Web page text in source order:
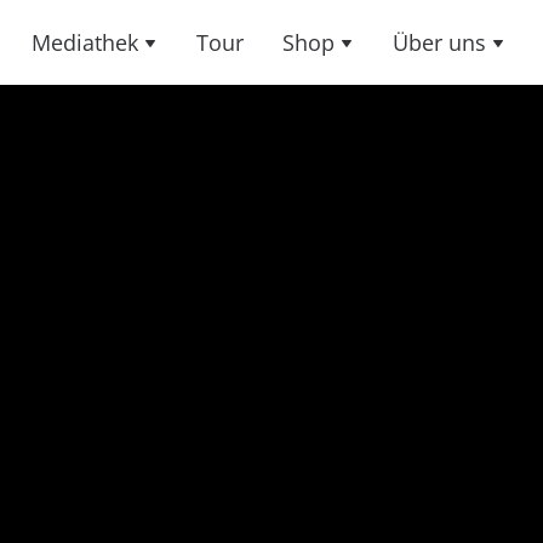
Mediathek Tour Shop Über uns